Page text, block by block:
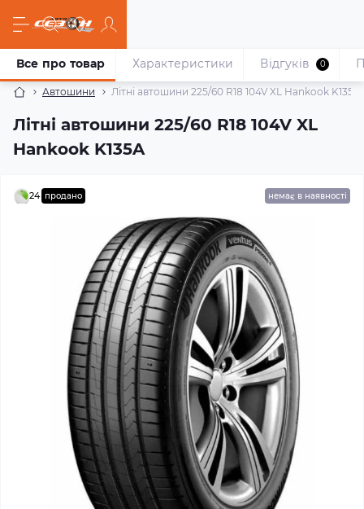
Автошини Літні автошини 225/60 R18 104V XL Hankook K135A
Літні автошини 225/60 R18 104V XL
Hankook K135A
Все про товар Характеристики Відгуків 0
24 продано немає в наявності